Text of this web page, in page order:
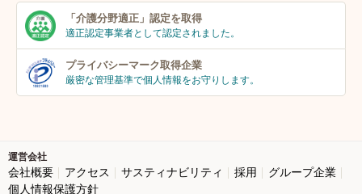
「介護分野適正」 認定を取得
適正認定事業者として認定されました。
プライバシーマーク取得企業
厳密な管理基準で個人情報をお守りします。
運営会社
会社概要 アクセス サスティナビリティ 採用
グループ企業
個人情報保護方針